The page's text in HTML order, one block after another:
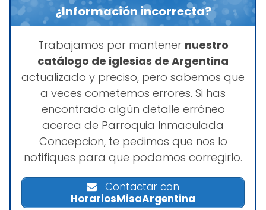
¿Información incorrecta?
Trabajamos por mantener nuestro
catálogo de iglesias de Argentina
actualizado y preciso, pero sabemos que
a veces cometemos errores. Si has
encontrado algún detalle erróneo
acerca de Parroquia Inmaculada
Concepcion, te pedimos que nos lo
notifiques para que podamos corregirlo.
Contactar con
HorariosMisaArgentina